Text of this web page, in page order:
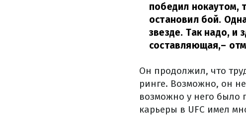
победил нокаутом,
остановил бой.
звезде. Так надо, и
составляющая,–
Он продолжил, что
ринге. Возможно, он
возможно у него
карьеры в UFC имел